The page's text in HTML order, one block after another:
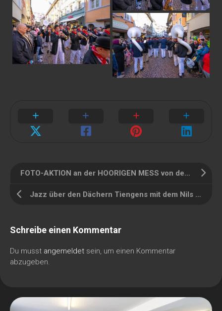
FOTO-AKTION an der HOORIGEN MESS von den Stadtwerken Waldshut-Tiengen
Jazz über den Dächern Tiengens mit dem Nils Kugelmann Trio
Schreibe einen Kommentar
Du musst angemeldet sein, um einen Kommentar
abzugeben.